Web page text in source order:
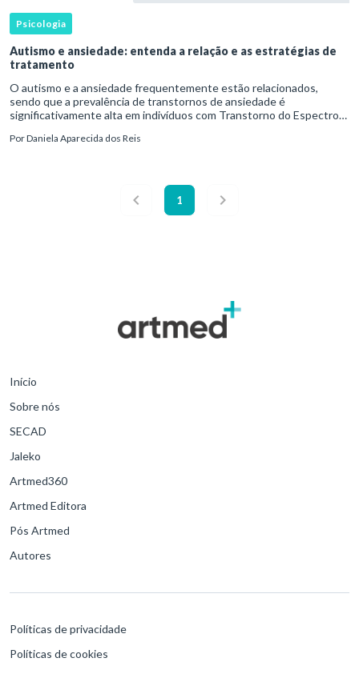
Psicologia
Autismo e ansiedade: entenda a relação e as estratégias de
tratamento
O autismo e a ansiedade frequentemente estão relacionados,
sendo que a prevalência de transtornos de ansiedade é
significativamente alta em indivíduos com Transtorno do Espectro
psiquiátri
PorDaniela Aparecida dos Reis
1
Início
Sobre nós
SECAD
Jaleko
Artmed360
Artmed Editora
Pós Artmed
Autores
Políticas de privacidade
Políticas de cookies